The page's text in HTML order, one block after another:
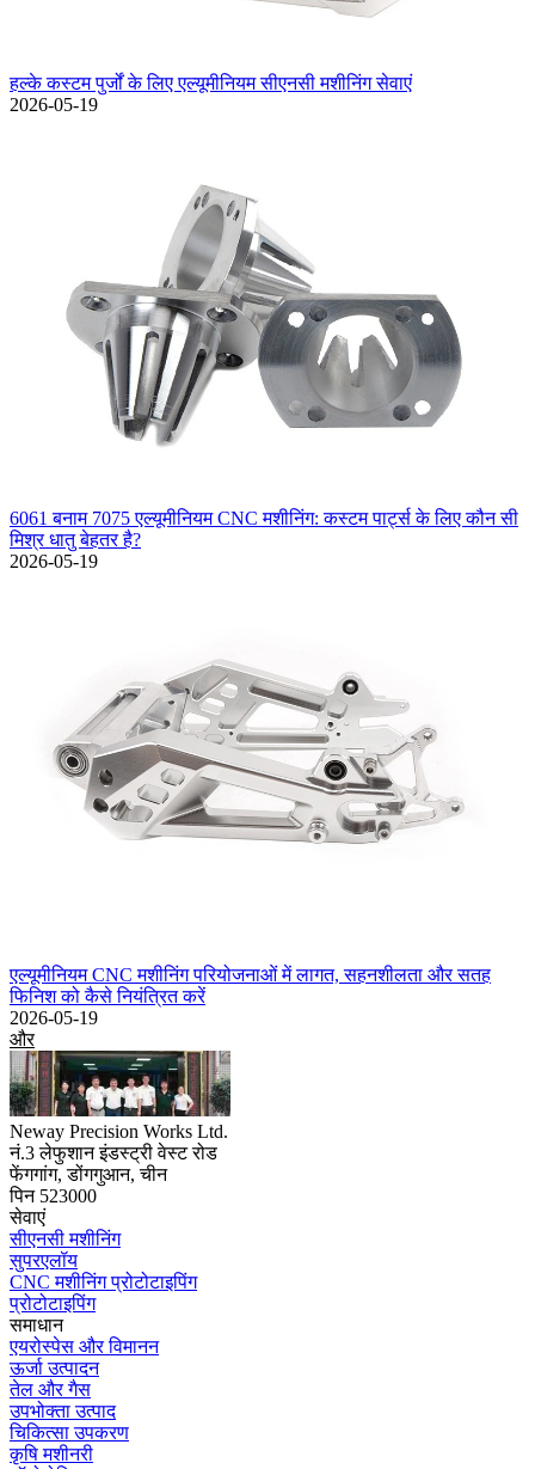
हल्के कस्टम पुर्जों के लिए एल्यूमीनियम सीएनसी मशीनिंग सेवाएं
2026-05-19
6061 बनाम 7075 एल्यूमीनियम CNC मशीनिंग: कस्टम पार्ट्स के लिए कौन सी
मिश्र धातु बेहतर है?
2026-05-19
एल्यूमीनियम CNC मशीनिंग परियोजनाओं में लागत, सहनशीलता और सतह
फिनिश को कैसे नियंत्रित करें
2026-05-19
और
Neway Precision Works Ltd.
नं.3 लेफुशान इंडस्ट्री वेस्ट रोड
फेंगगांग, डोंगगुआन, चीन
पिन 523000
सेवाएं
सीएनसी मशीनिंग
सुपरएलॉय
CNC मशीनिंग प्रोटोटाइपिंग
प्रोटोटाइपिंग
समाधान
एयरोस्पेस और विमानन
ऊर्जा उत्पादन
तेल और गैस
उपभोक्ता उत्पाद
चिकित्सा उपकरण
कृषि मशीनरी